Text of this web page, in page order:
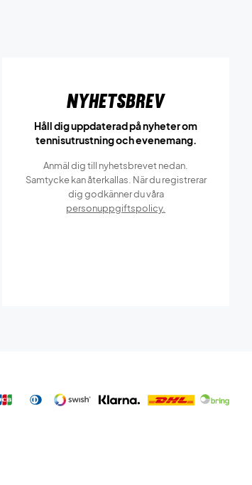
Nyhetsbrev
Håll dig uppdaterad på nyheter om
tennisutrustning och evenemang.
Anmäl dig till nyhetsbrevet nedan.
Samtycke kan återkallas. När du registrerar
dig godkänner du våra
personuppgiftspolicy.